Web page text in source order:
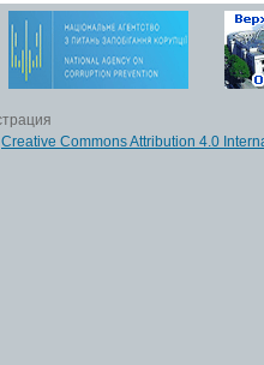
Creative Commons Attribution 4.0